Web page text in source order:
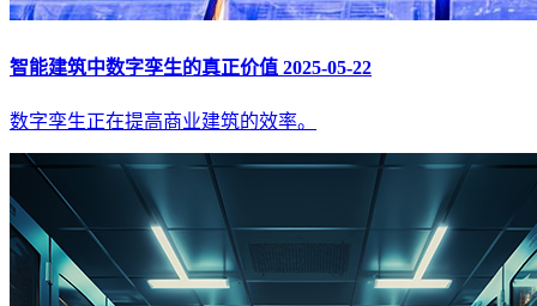
智能建筑中数字孪生的真正价值 2025-05-22
数字孪生正在提高商业建筑的效率。